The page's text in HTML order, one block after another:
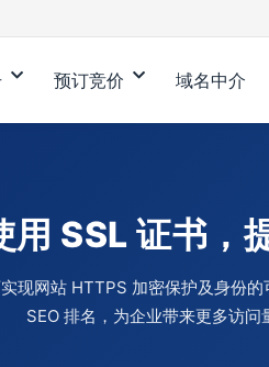
预订竞价 域名中介
用 SSL 证书，
现网站 HTTPS 加密保护及身份
SEO 排名，为企业带来更多访问